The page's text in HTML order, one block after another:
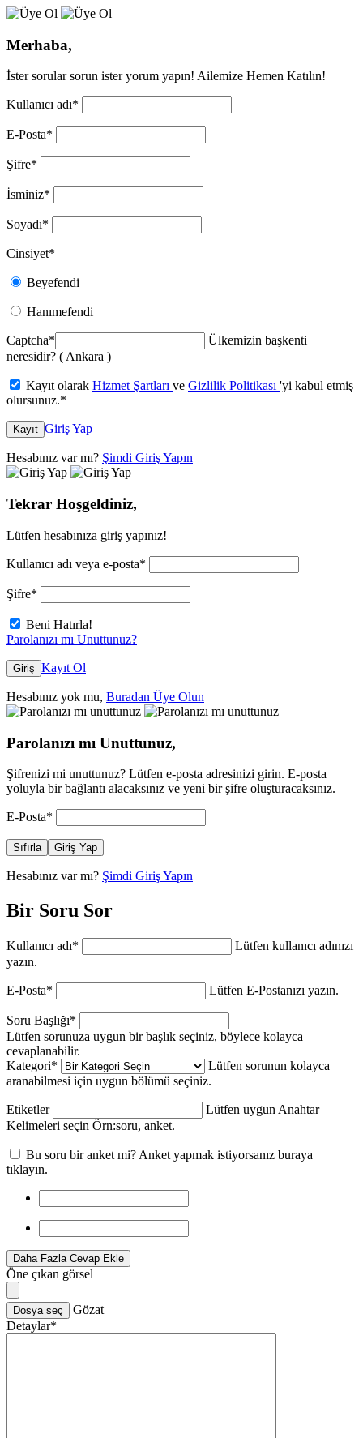
Merhaba,
İster sorular sorun ister yorum yapın! Ailemize Hemen Katılın!
Kullanıcı adı*
E-Posta*
Şifre*
İsminiz*
Soyadı*
Cinsiyet*
Beyefendi
Hanımefendi
Captcha*
Ülkemizin başkenti
neresidir? ( Ankara )
Kayıt olarak Hizmet Şartları ve Gizlilik Politikası 'yi kabul etmiş
olursunuz.*
Kayıt Giriş Yap
Hesabınız var mı? Şimdi Giriş Yapın
Tekrar Hoşgeldiniz,
Lütfen hesabınıza giriş yapınız!
Kullanıcı adı veya e-posta*
Şifre*
Beni Hatırla!
Parolanızı mı Unuttunuz?
Giriş Kayıt Ol
Hesabınız yok mu, Buradan Üye Olun
Parolanızı mı Unuttunuz,
Şifrenizi mi unuttunuz? Lütfen e-posta adresinizi girin. E-posta
yoluyla bir bağlantı alacaksınız ve yeni bir şifre oluşturacaksınız.
E-Posta*
Sıfırla Giriş Yap
Hesabınız var mı? Şimdi Giriş Yapın
Bir Soru Sor
Kullanıcı adı*
Lütfen kullanıcı adınızı
yazın.
E-Posta* Lütfen E-Postanızı yazın.
Soru Başlığı*
Lütfen sorunuza uygun bir başlık seçiniz, böylece kolayca
cevaplanabilir.
Kategori*
Lütfen sorunun kolayca
aranabilmesi için uygun bölümü seçiniz.
Etiketler
Lütfen uygun Anahtar
Kelimeleri seçin Örn:soru, anket.
Bu soru bir anket mi? Anket yapmak istiyorsanız buraya
tıklayın.
Daha Fazla Cevap Ekle
Öne çıkan görsel
Dosya seç
Gözat
Detaylar*